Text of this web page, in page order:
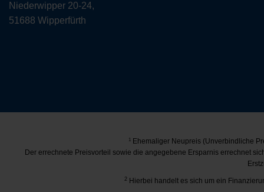
Niederwipper 20-24,
51688 Wipperfürth
1Ehemaliger Neupreis (Unverbindliche
Der errechnete Preisvorteil sowie die angegebene Ersparnis errechnet
2 Hierbei handelt es sich um ein